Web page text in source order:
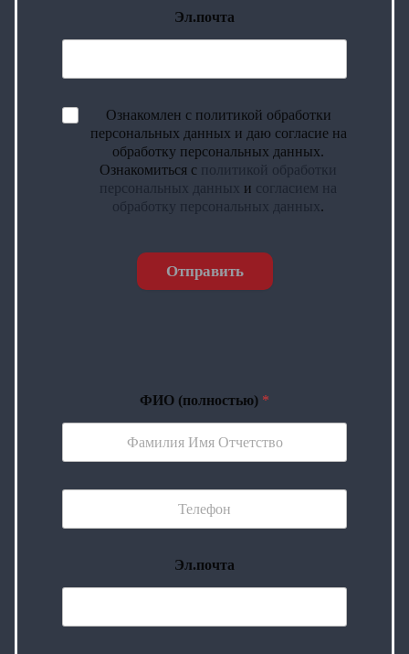
Эл.почта
Ознакомлен с политикой обработки
персональных данных и даю согласие на
обработку персональных данных.
Ознакомиться с политикой обработки
персональных данных и согласием на
обработку персональных данных.
Отправить
ФИО (полностью) *
Эл.почта